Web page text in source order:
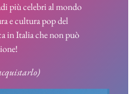
più celebri al mondo
e cultura pop del
in Italia che non può